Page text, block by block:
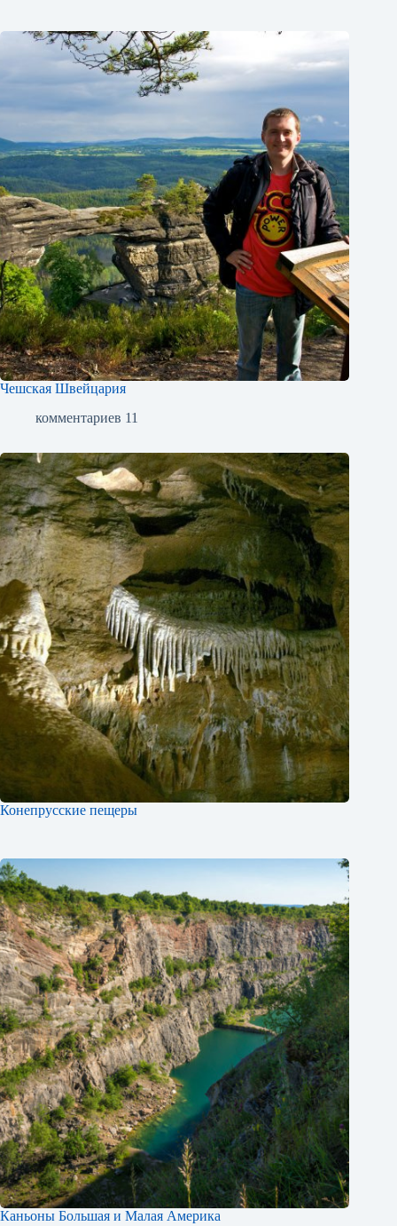
Чешская Швейцария
комментариев 11
Конепрусские пещеры
Каньоны Большая и Малая Америка